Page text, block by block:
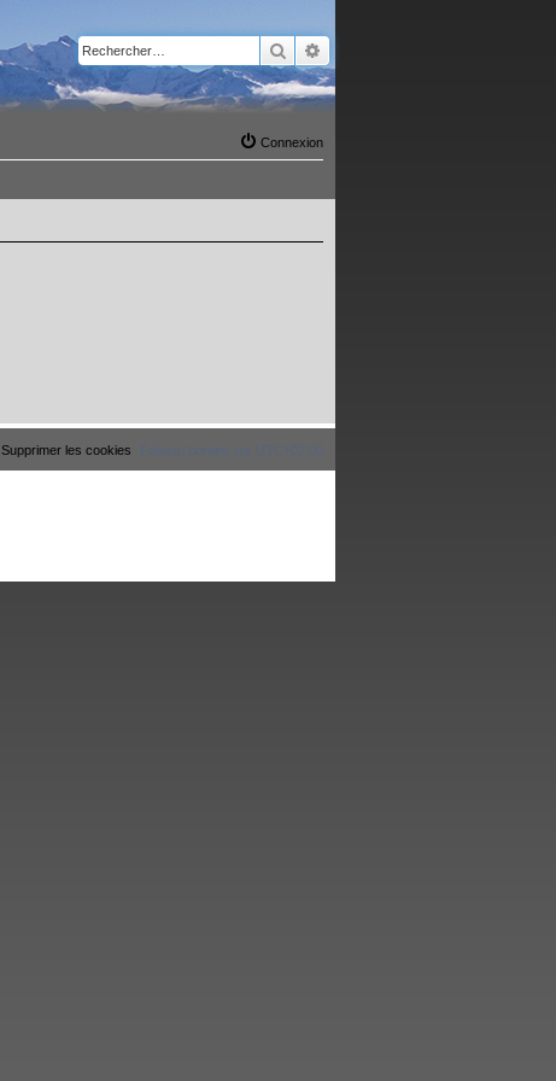
Rechercher
Connexion
Fuseau horaire sur UTC+02:00
Supprimer les cookies